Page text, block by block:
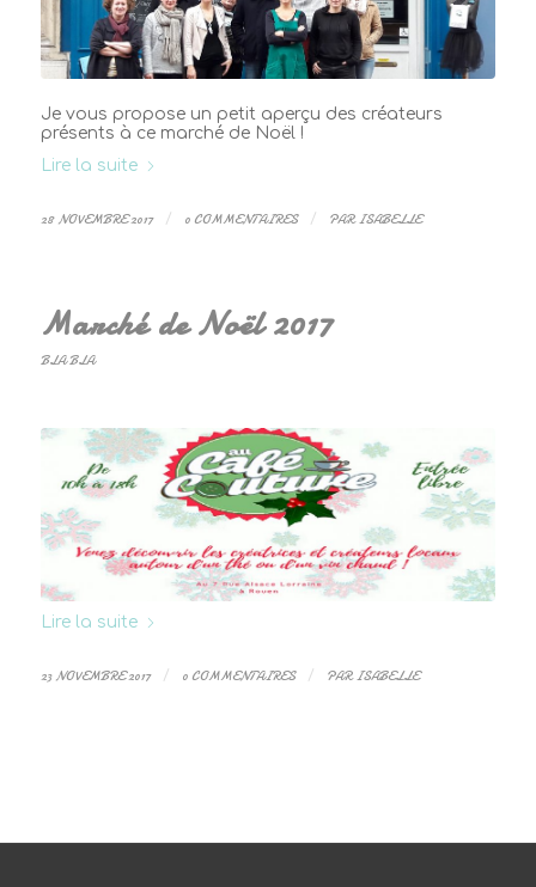
Je vous propose un petit aperçu des créateurs
présents à ce marché de Noël !
Lire la suite
28 NOVEMBRE 2017 / 0 COMMENTAIRES / PARISABELLE
Marché de Noël 2017
BLA BLA
Lire la suite
23 NOVEMBRE 2017 / 0 COMMENTAIRES / PARISABELLE